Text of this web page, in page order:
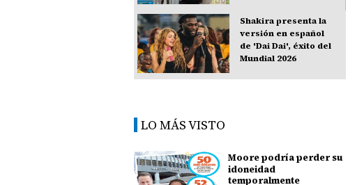
Shakira presenta la
versión en español
de 'Dai Dai', éxito del
Mundial 2026
LO MÁS VISTO
Moore podría perder su
idoneidad
temporalmente